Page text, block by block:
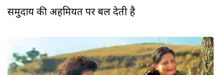
समुदाय की अहमियत पर बल देती है